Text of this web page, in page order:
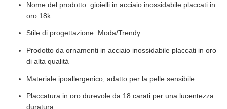
Nome del prodotto: gioielli in acciaio inossidabile placcati in
oro 18k
Stile di progettazione: Moda/Trendy
Prodotto da ornamenti in acciaio inossidabile placcati in oro
di alta qualità
Materiale ipoallergenico, adatto per la pelle sensibile
Placcatura in oro durevole da 18 carati per una lucentezza
duratura